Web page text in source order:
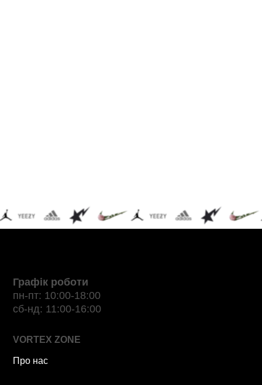
Графік роботи
пн-пт: 10:00-18:00
сб-нд: 11:00-16:00
VORTEX ZONE
Про нас